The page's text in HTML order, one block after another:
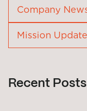
Company
Mission
Recent Posts